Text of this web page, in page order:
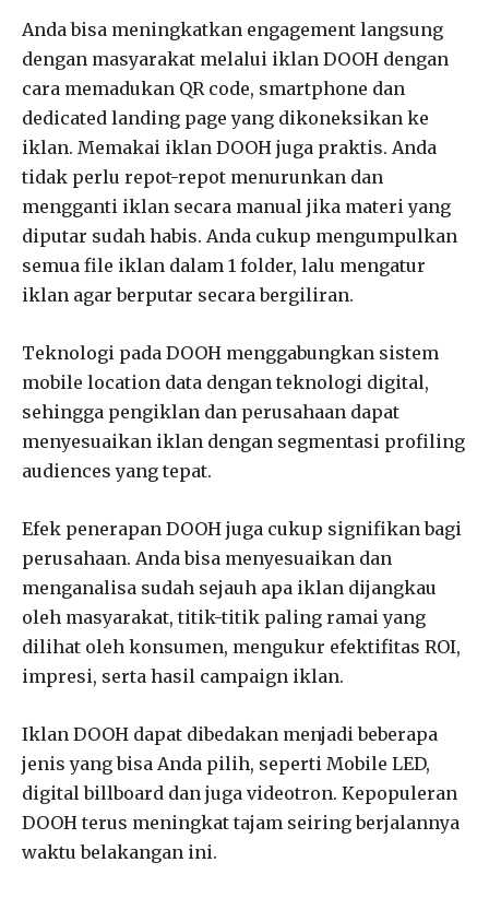
Anda bisa meningkatkan engagement langsung
dengan masyarakat melalui iklan DOOH dengan
cara memadukan QR code, smartphone dan
dedicated landing page yang dikoneksikan ke
iklan. Memakai iklan DOOH juga praktis. Anda
tidak perlu repot-repot menurunkan dan
mengganti iklan secara manual jika materi yang
diputar sudah habis. Anda cukup mengumpulkan
semua file iklan dalam 1 folder, lalu mengatur
iklan agar berputar secara bergiliran.
Teknologi pada DOOH menggabungkan sistem
mobile location data dengan teknologi digital,
sehingga pengiklan dan perusahaan dapat
menyesuaikan iklan dengan segmentasi profiling
audiences yang tepat.
Efek penerapan DOOH juga cukup signifikan bagi
perusahaan. Anda bisa menyesuaikan dan
menganalisa sudah sejauh apa iklan dijangkau
oleh masyarakat, titik-titik paling ramai yang
dilihat oleh konsumen, mengukur efektifitas ROI,
impresi, serta hasil campaign iklan.
Iklan DOOH dapat dibedakan menjadi beberapa
jenis yang bisa Anda pilih, seperti Mobile LED,
digital billboard dan juga videotron. Kepopuleran
DOOH terus meningkat tajam seiring berjalannya
waktu belakangan ini.